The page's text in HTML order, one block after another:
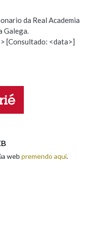
na palabra
da Real Academia
Galega.
[Consultado: <data>]
web premendo aquí.